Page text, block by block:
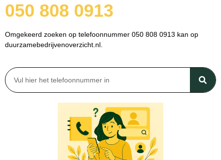
050 808 0913
Omgekeerd zoeken op telefoonnummer 050 808 0913 kan op
duurzamebedrijvenoverzicht.nl.